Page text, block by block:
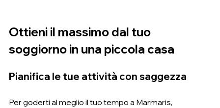
Ottieni il massimo dal tuo
soggiorno in una piccola casa
Pianifica le tue attività con saggezza
Per goderti al meglio il tuo tempo a Marmaris,